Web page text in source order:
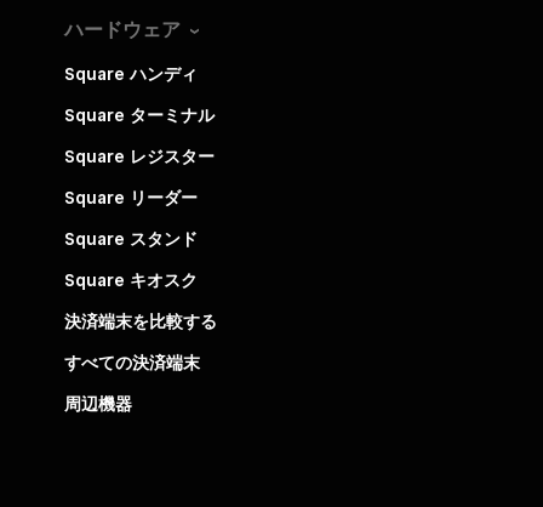
ハードウェア
Square ハンディ
Square ターミナル
Square レジスター
Square リーダー
Square スタンド
Square キオスク
決済端末を比較する
すべての決済端末
周辺機器